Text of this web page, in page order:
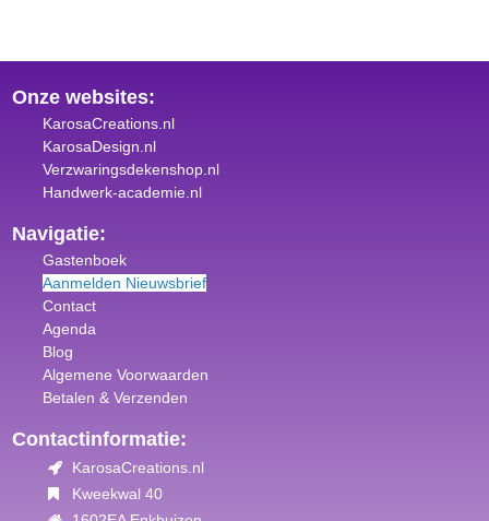
Onze websites:
KarosaCreations.nl
KarosaDesign.nl
Verzwaringsdekenshop.nl
Handwerk-academie.nl
Navigatie:
Gastenboek
Aanmelden Nieuwsbrief
Contact
Agenda
Blog
Algemene Voorwaarden
Betalen & Verzenden
Contactinformatie:
KarosaCreations.nl
Kweekwal 40